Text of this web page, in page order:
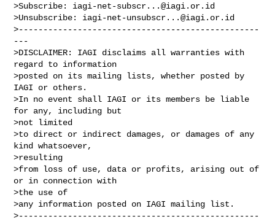
>Subscribe: iagi-net-subscr...@iagi.or.id
>Unsubscribe: iagi-net-unsubscr...@iagi.or.id
>-------------------------------------------------
---
>DISCLAIMER: IAGI disclaims all warranties with
regard to information
>posted on its mailing lists, whether posted by
IAGI or others.
>In no event shall IAGI or its members be liable
for any, including but
>not limited
>to direct or indirect damages, or damages of any
kind whatsoever,
>resulting
>from loss of use, data or profits, arising out of
or in connection with
>the use of
>any information posted on IAGI mailing list.
>-------------------------------------------------